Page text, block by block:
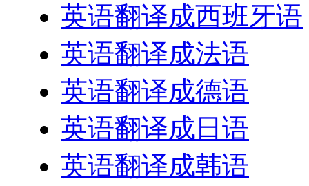
英语翻译成西班牙语
英语翻译成法语
英语翻译成德语
英语翻译成日语
英语翻译成韩语